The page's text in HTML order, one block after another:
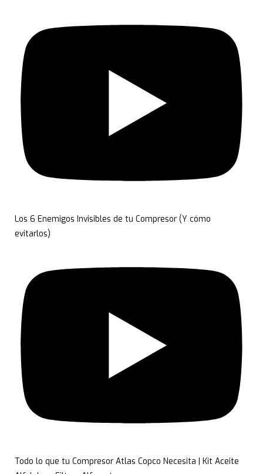
Los 6 Enemigos Invisibles de tu Compresor (Y cómo
evitarlos)
Todo lo que tu Compresor Atlas Copco Necesita | Kit Aceite